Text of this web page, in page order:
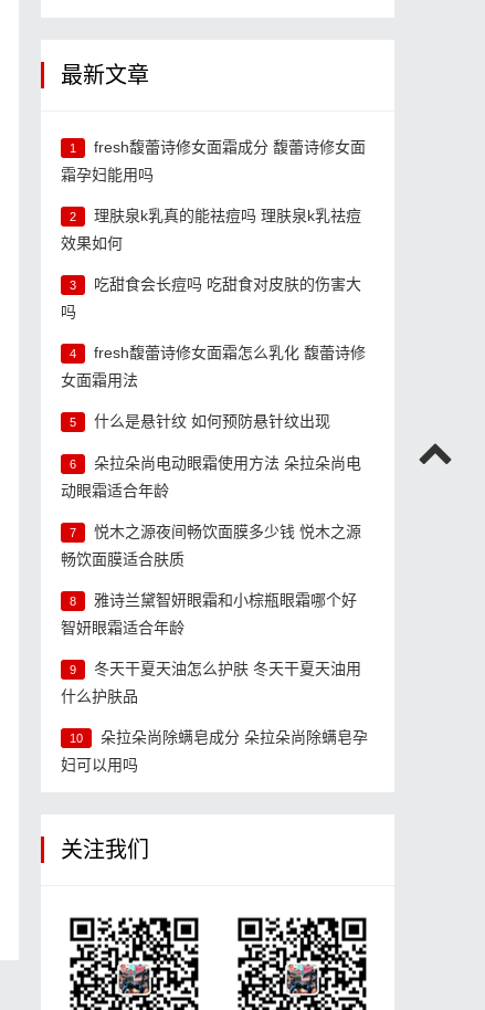
最新文章
1
fresh馥蕾诗修女面霜成分 馥蕾诗修女面
霜孕妇能用吗
2
理肤泉k乳真的能祛痘吗 理肤泉k乳祛痘
效果如何
3
吃甜食会长痘吗 吃甜食对皮肤的伤害大
吗
4
fresh馥蕾诗修女面霜怎么乳化 馥蕾诗修
女面霜用法
5 什么是悬针纹 如何预防悬针纹出现
6
朵拉朵尚电动眼霜使用方法 朵拉朵尚电
动眼霜适合年龄
7
悦木之源夜间畅饮面膜多少钱 悦木之源
畅饮面膜适合肤质
8
雅诗兰黛智妍眼霜和小棕瓶眼霜哪个好
智妍眼霜适合年龄
9
冬天干夏天油怎么护肤 冬天干夏天油用
什么护肤品
10
朵拉朵尚除螨皂成分 朵拉朵尚除螨皂孕
妇可以用吗
关注我们